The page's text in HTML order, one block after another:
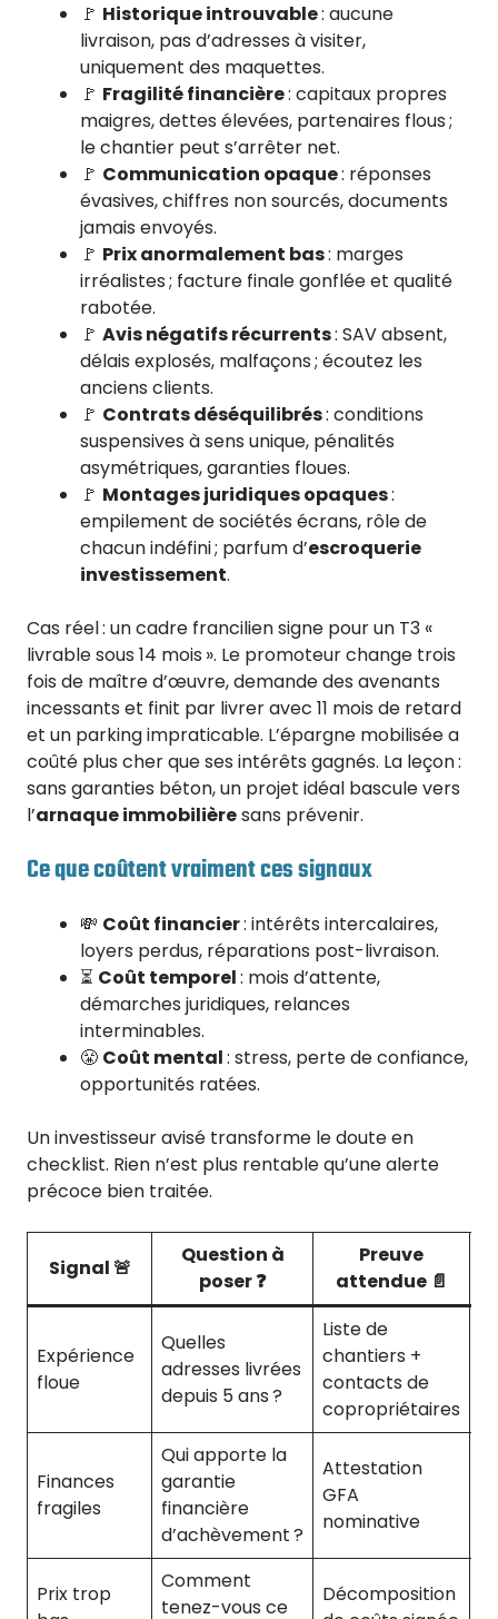
🚩 Historique introuvable: aucune
livraison, pas d’adresses à visiter,
uniquement des maquettes.
🚩 Fragilité financière: capitaux propres
maigres, dettes élevées, partenaires flous ;
le chantier peut s’arrêter net.
🚩 Communication opaque: réponses
évasives, chiffres non sourcés, documents
jamais envoyés.
🚩 Prix anormalement bas: marges
irréalistes ; facture finale gonflée et qualité
rabotée.
🚩 Avis négatifs récurrents: SAV absent,
délais explosés, malfaçons ; écoutez les
anciens clients.
🚩 Contrats déséquilibrés: conditions
suspensives à sens unique, pénalités
asymétriques, garanties floues.
🚩 Montages juridiques opaques:
empilement de sociétés écrans, rôle de
chacun indéfini ; parfum d’escroquerie
investissement.
Cas réel : un cadre francilien signe pour un T3 «
livrable sous 14 mois ». Le promoteur change trois
fois de maître d’œuvre, demande des avenants
incessants et finit par livrer avec 11 mois de retard
et un parking impraticable. L’épargne mobilisée a
coûté plus cher que ses intérêts gagnés. La leçon :
sans garanties béton, un projet idéal bascule vers
l’arnaque immobilièresans prévenir.
Ce que coûtent vraiment ces signaux
💸 Coût financier: intérêts intercalaires,
loyers perdus, réparations post-livraison.
⏳ Coût temporel: mois d’attente,
démarches juridiques, relances
interminables.
😤 Coût mental: stress, perte de confiance,
opportunités ratées.
Un investisseur avisé transforme le doute en
checklist. Rien n’est plus rentable qu’une alerte
précoce bien traitée.
Signal 🚨
Question à
poser ❓
Preuve
attendue 📄
Expérience
floue
Quelles
adresses livrées
depuis 5 ans ?
Liste de
chantiers +
contacts de
copropriétaires
Finances
fragiles
Qui apporte la
garantie
financière
d’achèvement ?
Attestation
GFA
nominative
Prix trop
Comment
tenez-vous ce
Décomposition